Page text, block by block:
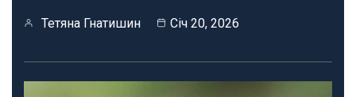
Тетяна Гнатишин Січ 20, 2026